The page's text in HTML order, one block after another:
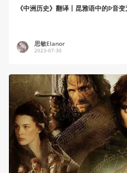
《中洲历史》翻译丨昆雅语中的Þ音
思敏Elanor
2023-07-30